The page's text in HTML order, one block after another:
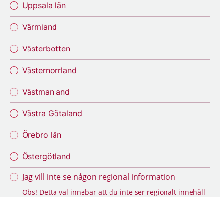
Uppsala län
Värmland
Västerbotten
Västernorrland
Västmanland
Västra Götaland
Örebro län
Östergötland
Jag vill inte se någon regional information
Obs! Detta val innebär att du inte ser regionalt innehåll